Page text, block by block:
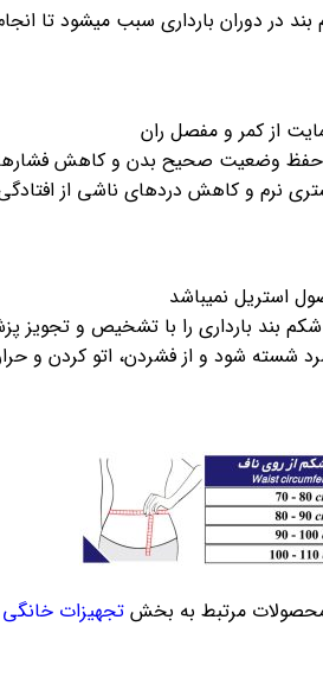
بند در دوران بارداری سبب میشود تا
از کمر و مفصل ران
وضعیت صحیح بدن و کاهش فشارهای
نرم و کاهش دردهای ناشی از
استریل نمیباشد
بند بارداری را با تشخیص و تجویز
شسته شود و از فشردن، اتو کردن و
مرتبط به بخش تجهیزات خانگی